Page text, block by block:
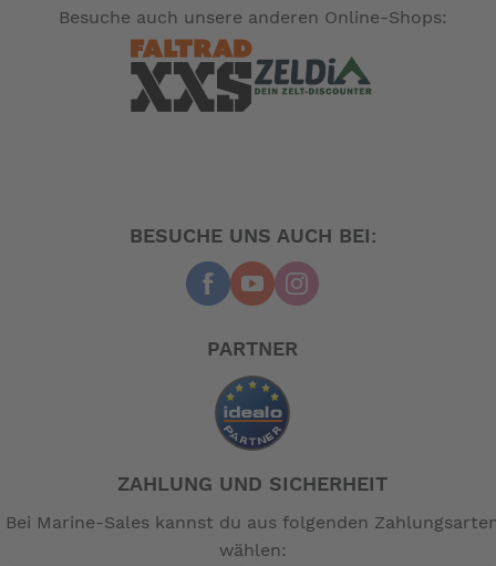
Besuche auch unsere anderen Online-Shops:
BESUCHE UNS AUCH BEI:
PARTNER
ZAHLUNG UND SICHERHEIT
Bei Marine-Sales kannst du aus folgenden
wählen: